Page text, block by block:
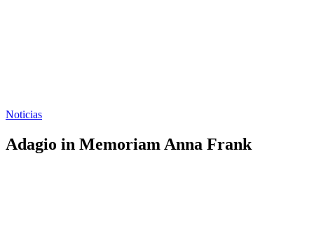
Noticias
Adagio in Memoriam Anna Frank